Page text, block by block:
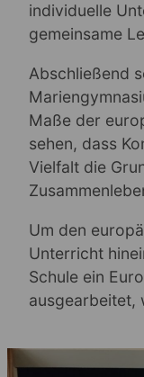
individuelle
gemeinsame
Abschließend
Maße der
sehen, dass
Vielfalt die
Um den
Unterricht
Schule ein
ausgearbeitet,